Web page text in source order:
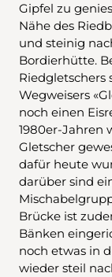
Gipfel zu
Nähe des
und steinig
Bordierhütte.
Riedgletschers
Wegweisers
noch einen
1980er-Jahren
Gletscher
dafür heute
darüber sind
Brücke ist
Bänken
noch etwas in
wieder steil